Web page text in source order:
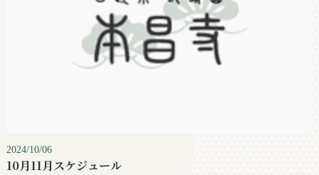
2024/10/06
10月11月スケジュール